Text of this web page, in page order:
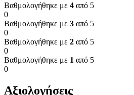
Βαθμολογήθηκε με 4 από 5
0
Βαθμολογήθηκε με 3 από 5
0
Βαθμολογήθηκε με 2 από 5
0
Βαθμολογήθηκε με 1 από 5
0
Αξιολογήσεις